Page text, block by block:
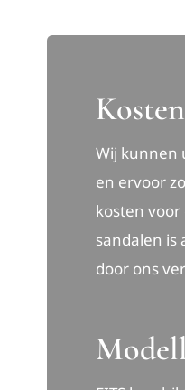
Kosten
Wij kunnen
en ervoor
kosten
sandalen is
door ons